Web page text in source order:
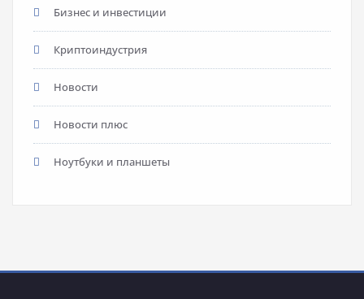
Бизнес и инвестиции
Криптоиндустрия
Новости
Новости плюс
Ноутбуки и планшеты